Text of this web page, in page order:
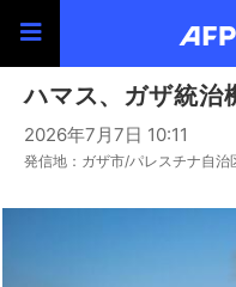
ハマス、ガザ統治
2026年7月7日 10:11
発信地：ガザ市/パレスチナ自治